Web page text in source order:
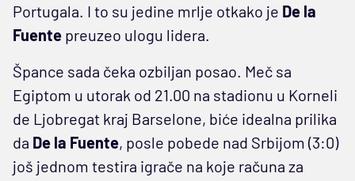
Portugala. I to su jedine mrlje otkako je De la
Fuente preuzeo ulogu lidera.
Špance sada čeka ozbiljan posao. Meč sa
Egiptom u utorak od 21.00 na stadionu u Korneli
de Ljobregat kraj Barselone, biće idealna prilika
da De la Fuente, posle pobede nad Srbijom (3:0)
još jednom testira igrače na koje računa za